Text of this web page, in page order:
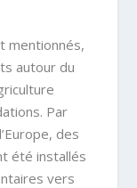
mentionnés,
autour du
Par
des
été installés
vers